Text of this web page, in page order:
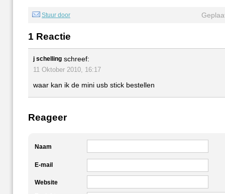
Stuur door
1 Reactie
j schelling schreef:
11 Oktober 2010, 16:17
waar kan ik de mini usb stick bestellen
Reageer
Naam
E-mail
Website